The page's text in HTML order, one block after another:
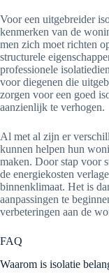
Voor een uitgebreider
kenmerken van de
men zich moet richten
structurele
professionele
voor diegenen die
zorgen voor een goed
aanzienlijk te verhogen.
Al met al zijn er
kunnen helpen hun
maken. Door stap voor
de energiekosten
binnenklimaat. Het is
aanpassingen te
verbeteringen aan de
FAQ
Waarom is isolatie